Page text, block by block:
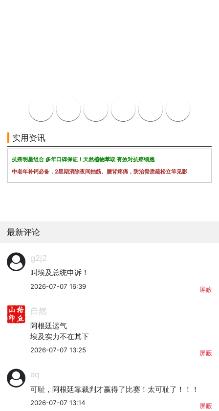
实用资讯
抗癌明星组合 多年口碑保证！天然植物萃取 有效对抗癌细胞
中老年补钙必备，2星期消除夜间抽筋、腰背疼痛，防治骨质疏松立竿见影
最新评论
g2j2
叫埃及总统申诉！
2026-07-07 16:39 屏蔽
自然
阿根廷运气
埃及实力不在其下
2026-07-07 13:25 屏蔽
aq
可耻，阿根廷靠裁判才赢得了比赛！太可耻了！！！
2026-07-07 13:14 屏蔽